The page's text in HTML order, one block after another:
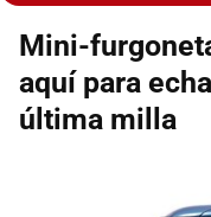
Mini-
aquí para
última milla